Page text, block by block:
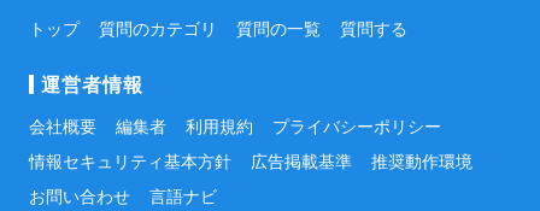
トップ 質問のカテゴリ 質問の一覧 質問する
運営者情報
会社概要 編集者 利用規約
プライバシーポリシー
情報セキュリティ基本方針
広告掲載基準
推奨動作環境
お問い合わせ
言語ナビ